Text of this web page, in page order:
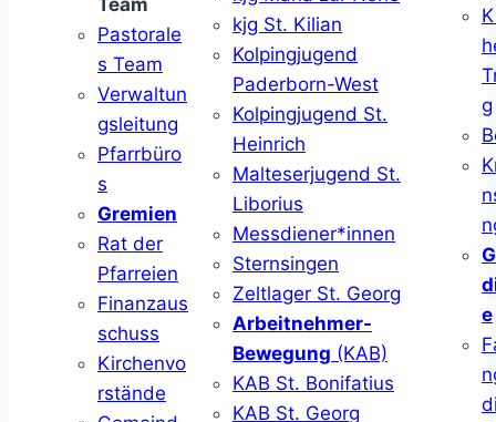
Team
Pastorale
s Team
Verwaltun
gsleitung
Pfarrbüro
s
Gremien
Rat der
Pfarreien
Finanzaus
schuss
Kirchenvo
rstände
kjg St. Kilian
Kolpingjugend
Paderborn-West
Kolpingjugend St.
Heinrich
Malteserjugend St.
Liborius
Messdiener*innen
Sternsingen
Zeltlager St. Georg
Arbeitnehmer-
Bewegung (KAB)
KAB St. Bonifatius
KAB St. Georg
g
e